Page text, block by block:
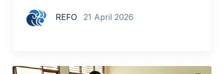
memang sudah hadir. Tapi apakah mereka
benar-benar setara? Dulu, perempuan
berada di dalam ruang kelas berarti sudah
REFO 21 April 2026